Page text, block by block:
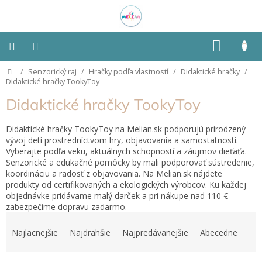
KOŠÍK
Montessori
Detská
izba
Senzorické
pomôcky
Hračky
podľa
typu
Hračky
podľa
Domov
/ Senzorický raj / Hračky podľa vlastností / Didaktické hračky /
Didaktické hračky TookyToy
Didaktické hračky TookyToy
Didaktické hračky TookyToy na Melian.sk podporujú prirodzený
vývoj detí prostredníctvom hry, objavovania a samostatnosti.
Vyberajte podľa veku, aktuálnych schopností a záujmov dieťaťa.
Senzorické a edukačné pomôcky by mali podporovať sústredenie,
koordináciu a radosť z objavovania. Na Melian.sk nájdete
produkty od certifikovaných a ekologických výrobcov. Ku každej
objednávke pridávame malý darček a pri nákupe nad 110 €
zabezpečíme dopravu zadarmo.
Najlacnejšie Najdrahšie Najpredávanejšie Abecedne